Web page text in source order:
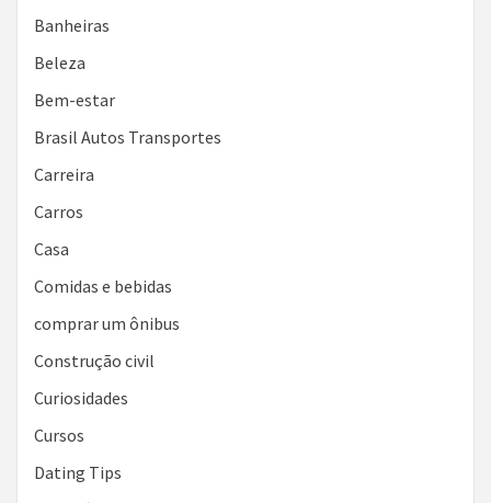
Banheiras
Beleza
Bem-estar
Brasil Autos Transportes
Carreira
Carros
Casa
Comidas e bebidas
comprar um ônibus
Construção civil
Curiosidades
Cursos
Dating Tips